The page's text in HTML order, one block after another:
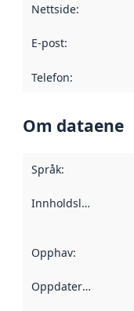
Nettside:
E-post:
Telefon:
Om dataene
Språk:
Innholdsleverandører
Opphav:
Oppdateringsfrekvens